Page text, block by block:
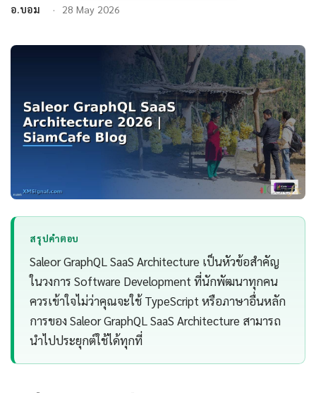
อ.บอม 28 May 2026
สรุปคำตอบ
Saleor GraphQL SaaS Architecture เป็นหัวข้อสำคัญ
ในวงการ Software Development ที่นักพัฒนาทุกคน
ควรเข้าใจไม่ว่าคุณจะใช้ TypeScript หรือภาษาอื่นหลัก
การของ Saleor GraphQL SaaS Architecture สามารถ
นำไปประยุกต์ใช้ได้ทุกที่